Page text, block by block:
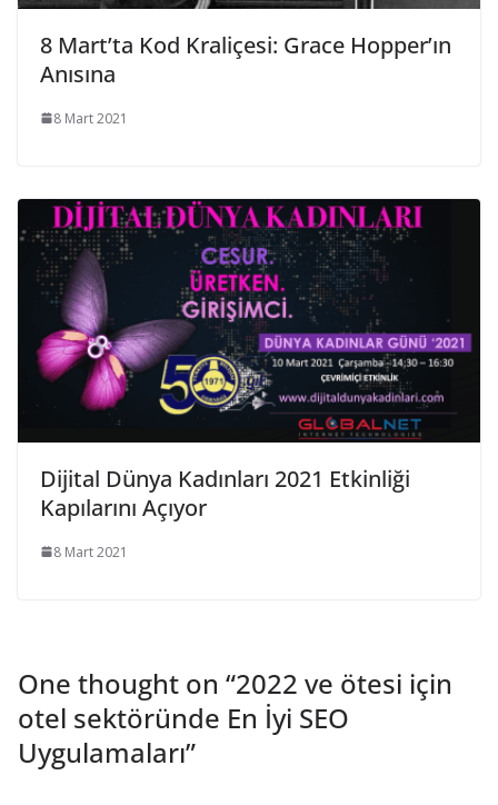
8 Mart’ta Kod Kraliçesi: Grace Hopper’ın
Anısına
8 Mart 2021
Dijital Dünya Kadınları 2021 Etkinliği
Kapılarını Açıyor
8 Mart 2021
One thought on “2022 ve ötesi için
otel sektöründe En İyi SEO
Uygulamaları”